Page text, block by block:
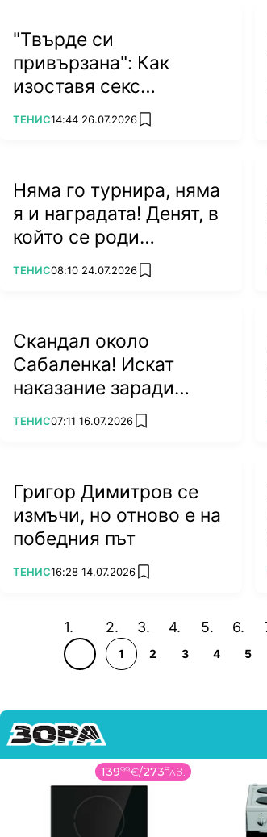
"Твърде си
привързана": Как
изоставя секс
символът на тениса?
ПОВЕЧЕ ОТ
ТЕНИС14:44 26.07.2026 add favorites
Няма го турнира, няма
я и наградата! Денят, в
който се роди
легендата Джокович
ПОВЕЧЕ ОТ
ТЕНИС08:10 24.07.2026 add favorites
Скандал около
Сабаленка! Искат
наказание заради
посещението ѝ в
ПОВЕЧЕ ОТ
ТЕНИС07:11 16.07.2026 add favorites
Григор Димитров се
измъчи, но отново е на
победния път
ПОВЕЧЕ ОТ
ТЕНИС16:28 14.07.2026 add favorites
1 2 3 4 5
13999€/2738лв.